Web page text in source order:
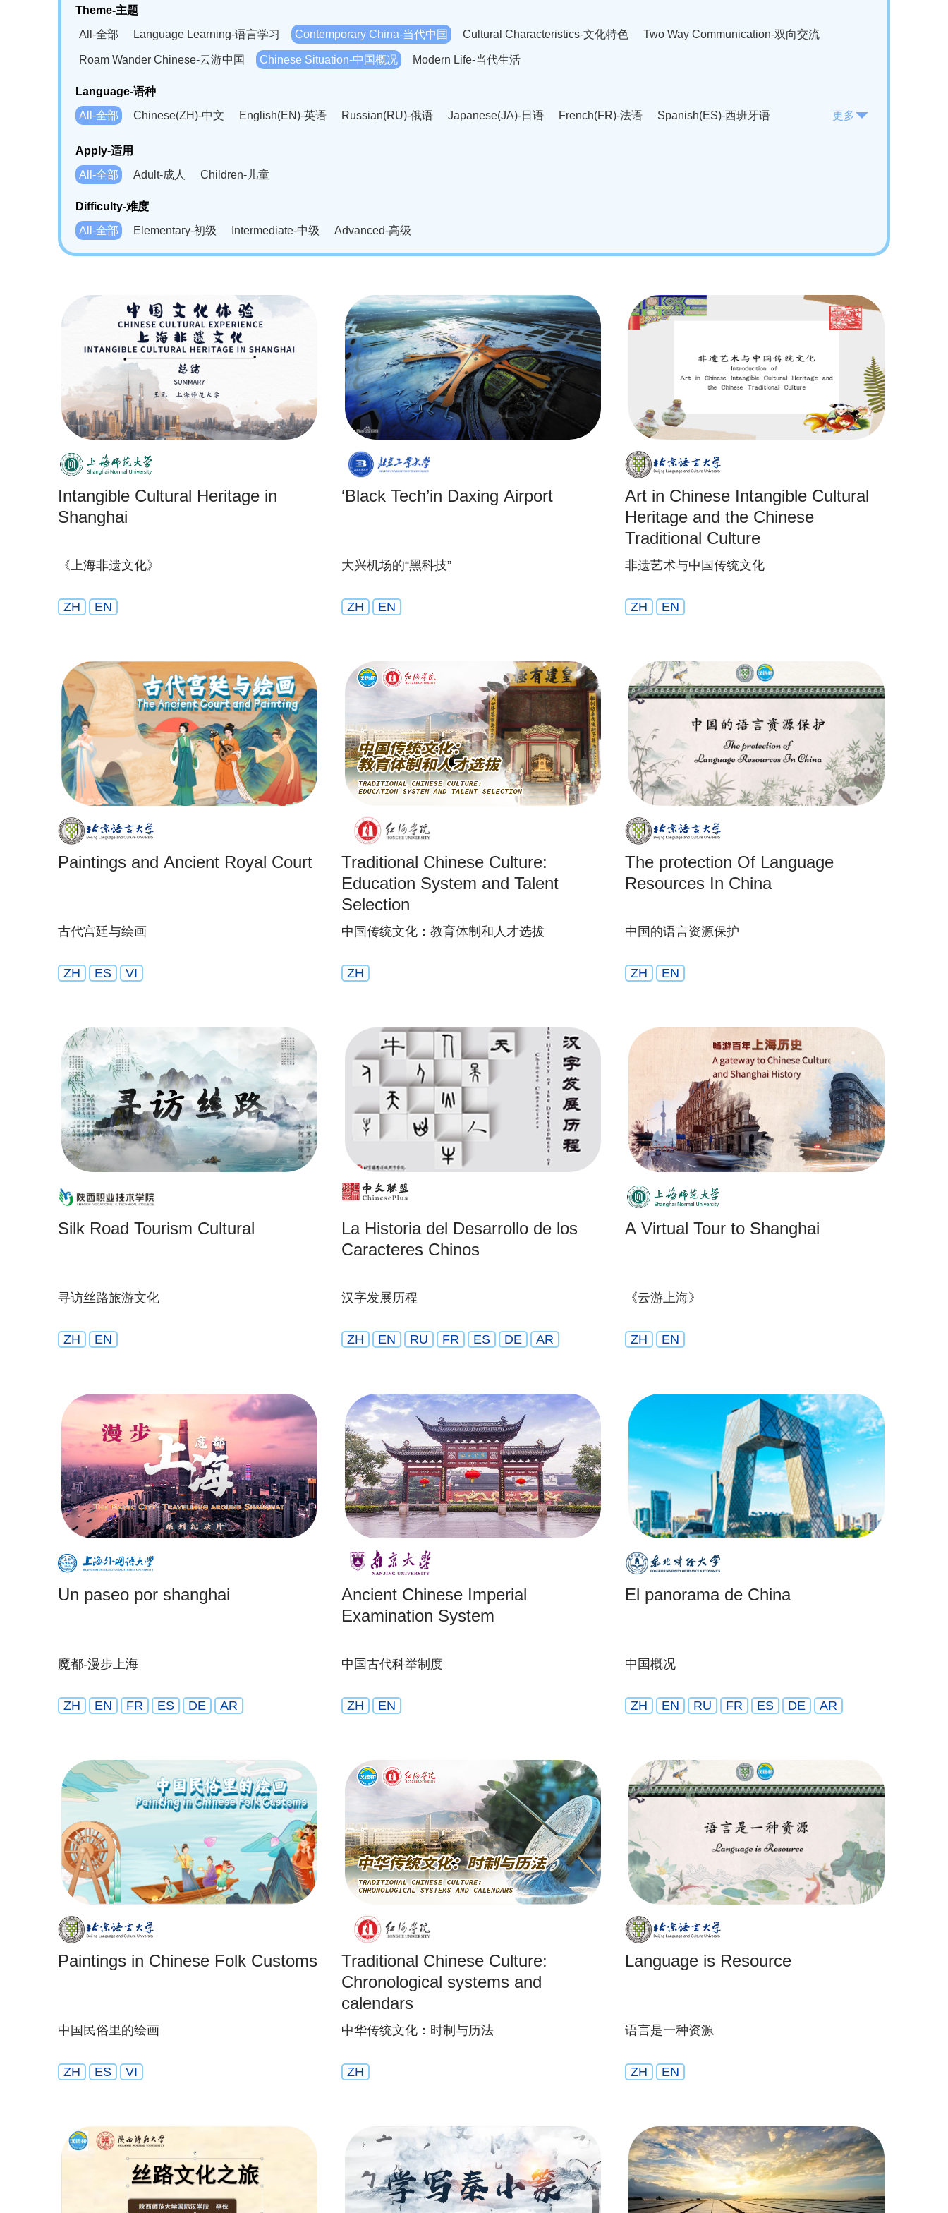
Theme-主题
All-全部
Language Learning-语言学习 Contemporary China-当代中国 Cultural Characteristics-文化特色 Two Way Communication-双向交流
Roam Wander Chinese-云游中国 Chinese Situation-中国概况 Modern Life-当代生活
Language-语种
All-全部
Chinese(ZH)-中文 English(EN)-英语 Russian(RU)-俄语 Japanese(JA)-日语 French(FR)-法语
Spanish(ES)-西班牙语
Bahasa Melayu(MS)-马来语
Swahili(SW)-斯瓦西里语
Kampuchea(KH)-柬埔寨语
更多
Apply-适用
All-全部
Adult-成人 Children-儿童
Difficulty-难度
All-全部
Elementary-初级 Intermediate-中级 Advanced-高级
Intangible Cultural Heritage in
Shanghai
《上海非遗文化》
ZH EN
‘Black Tech’in Daxing Airport
大兴机场的“黑科技”
ZH EN
Art in Chinese Intangible Cultural
Heritage and the Chinese
Traditional Culture
非遗艺术与中国传统文化
ZH EN
Paintings and Ancient Royal Court
古代宫廷与绘画
ZH ES VI
Traditional Chinese Culture:
Education System and Talent
Selection
中国传统文化：教育体制和人才选拔
ZH
The protection Of Language
Resources In China
中国的语言资源保护
ZH EN
Silk Road Tourism Cultural
寻访丝路旅游文化
ZH EN
La Historia del Desarrollo de los
Caracteres Chinos
汉字发展历程
ZH EN RU FR ES DE AR
A Virtual Tour to Shanghai
《云游上海》
ZH EN
Un paseo por shanghai
魔都-漫步上海
ZH EN FR ES DE AR
Ancient Chinese Imperial
Examination System
中国古代科举制度
ZH EN
El panorama de China
中国概况
ZH EN RU FR ES DE AR
Paintings in Chinese Folk Customs
中国民俗里的绘画
ZH ES VI
Traditional Chinese Culture:
Chronological systems and
calendars
中华传统文化：时制与历法
ZH
Language is Resource
语言是一种资源
ZH EN